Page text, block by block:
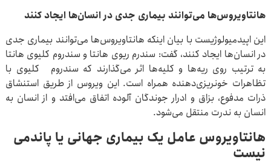
هانتاویروس‌ها می‌توانند بیماری جدی در انسان‌ها ایجاد کنند
این اپیدمیولوژیست با بیان اینکه هانتاویروس‌ها می‌توانند بیماری جدی
در انسان‌ها ایجاد کنند، گفت: سندرم ریوی هانتا و سندروم کلیوی هانتا
به ترتیب روی ریه‌ها و کلیه‌ها اثر می‌گذارند که سندروم کلیوی با
تظاهرات خونریزی‌دهنده همراه است. این ویروس از طریق استنشاق
ذرات مدفوع، بزاق و ادرار جوندگان آلوده اتفاق می‌افتد و از انسان به
انسان به ندرت منتقل می‌شود.
هانتاویروس عامل یک بیماری جهانی یا پاندمی
نیست